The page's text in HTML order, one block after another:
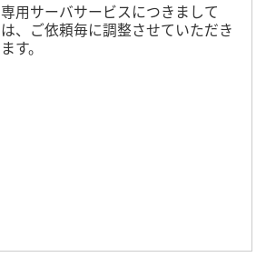
専用サーバサービスにつきまして
は、ご依頼毎に調整させていただき
ます。